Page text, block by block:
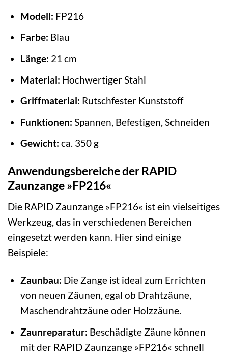
Modell: FP216
Farbe: Blau
Länge: 21 cm
Material: Hochwertiger Stahl
Griffmaterial: Rutschfester Kunststoff
Funktionen: Spannen, Befestigen, Schneiden
Gewicht: ca. 350 g
Anwendungsbereiche der RAPID
Zaunzange »FP216«
Die RAPID Zaunzange »FP216« ist ein vielseitiges
Werkzeug, das in verschiedenen Bereichen
eingesetzt werden kann. Hier sind einige
Beispiele:
Zaunbau: Die Zange ist ideal zum Errichten
von neuen Zäunen, egal ob Drahtzäune,
Maschendrahtzäune oder Holzzäune.
Zaunreparatur: Beschädigte Zäune können
mit der RAPID Zaunzange »FP216« schnell